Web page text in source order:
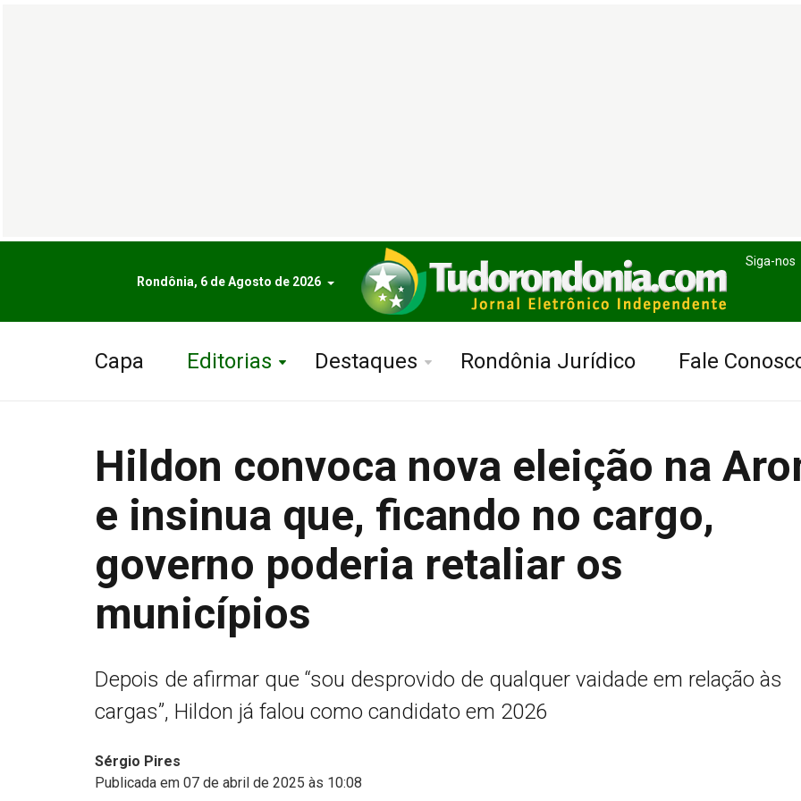
Rondônia, 6 de Agosto de 2026
Siga-nos
Capa Editorias Destaques Rondônia Jurídico Fale
Hildon convoca nova eleição na
e insinua que, ficando no cargo,
governo poderia retaliar os
municípios
Depois de afirmar que “sou desprovido de qualquer vaidade em relação às
cargas”, Hildon já falou como candidato em 2026
Sérgio Pires
Publicada em 07 de abril de 2025 às 10:08